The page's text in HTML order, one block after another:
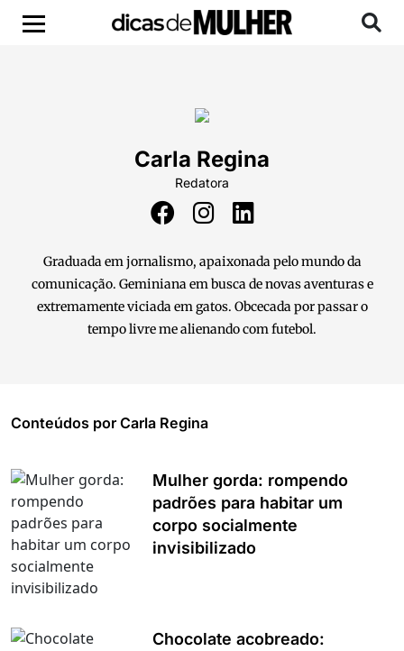
Carla Regina
Redatora
Graduada em jornalismo, apaixonada pelo mundo da
comunicação. Geminiana em busca de novas aventuras e
extremamente viciada em gatos. Obcecada por passar o
tempo livre me alienando com futebol.
Conteúdos por Carla Regina
Mulher gorda: rompendo
padrões para habitar um
corpo socialmente
invisibilizado
Chocolate acobreado: